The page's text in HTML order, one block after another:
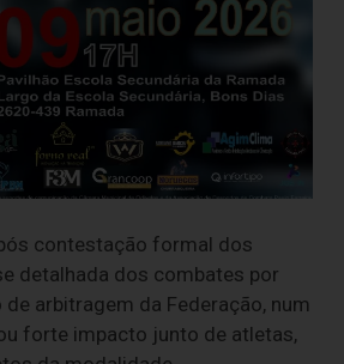
contestação formal dos
detalhada dos combates por
arbitragem da Federação, num
forte impacto junto de atletas,